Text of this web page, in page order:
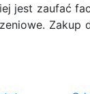
jest zaufać
Zakup